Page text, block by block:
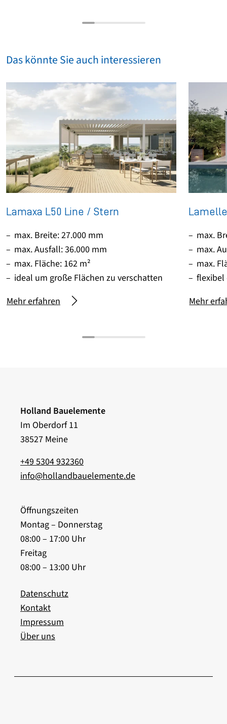
Das könnte Sie auch interessieren
Lamaxa L50 Line / Stern
max. Breite: 27.000 mm
max. Ausfall: 36.000 mm
max. Fläche: 162 m²
ideal um große Flächen zu verschatten
Mehr erfahren
max.
max.
max.
flexibel
Mehr
Holland Bauelemente
Im Oberdorf 11
38527 Meine
+49 5304 932360
info@hollandbauelemente.de
Öffnungszeiten
Montag – Donnerstag
08:00 – 17:00 Uhr
Freitag
08:00 – 13:00 Uhr
Datenschutz
Kontakt
Impressum
Über uns